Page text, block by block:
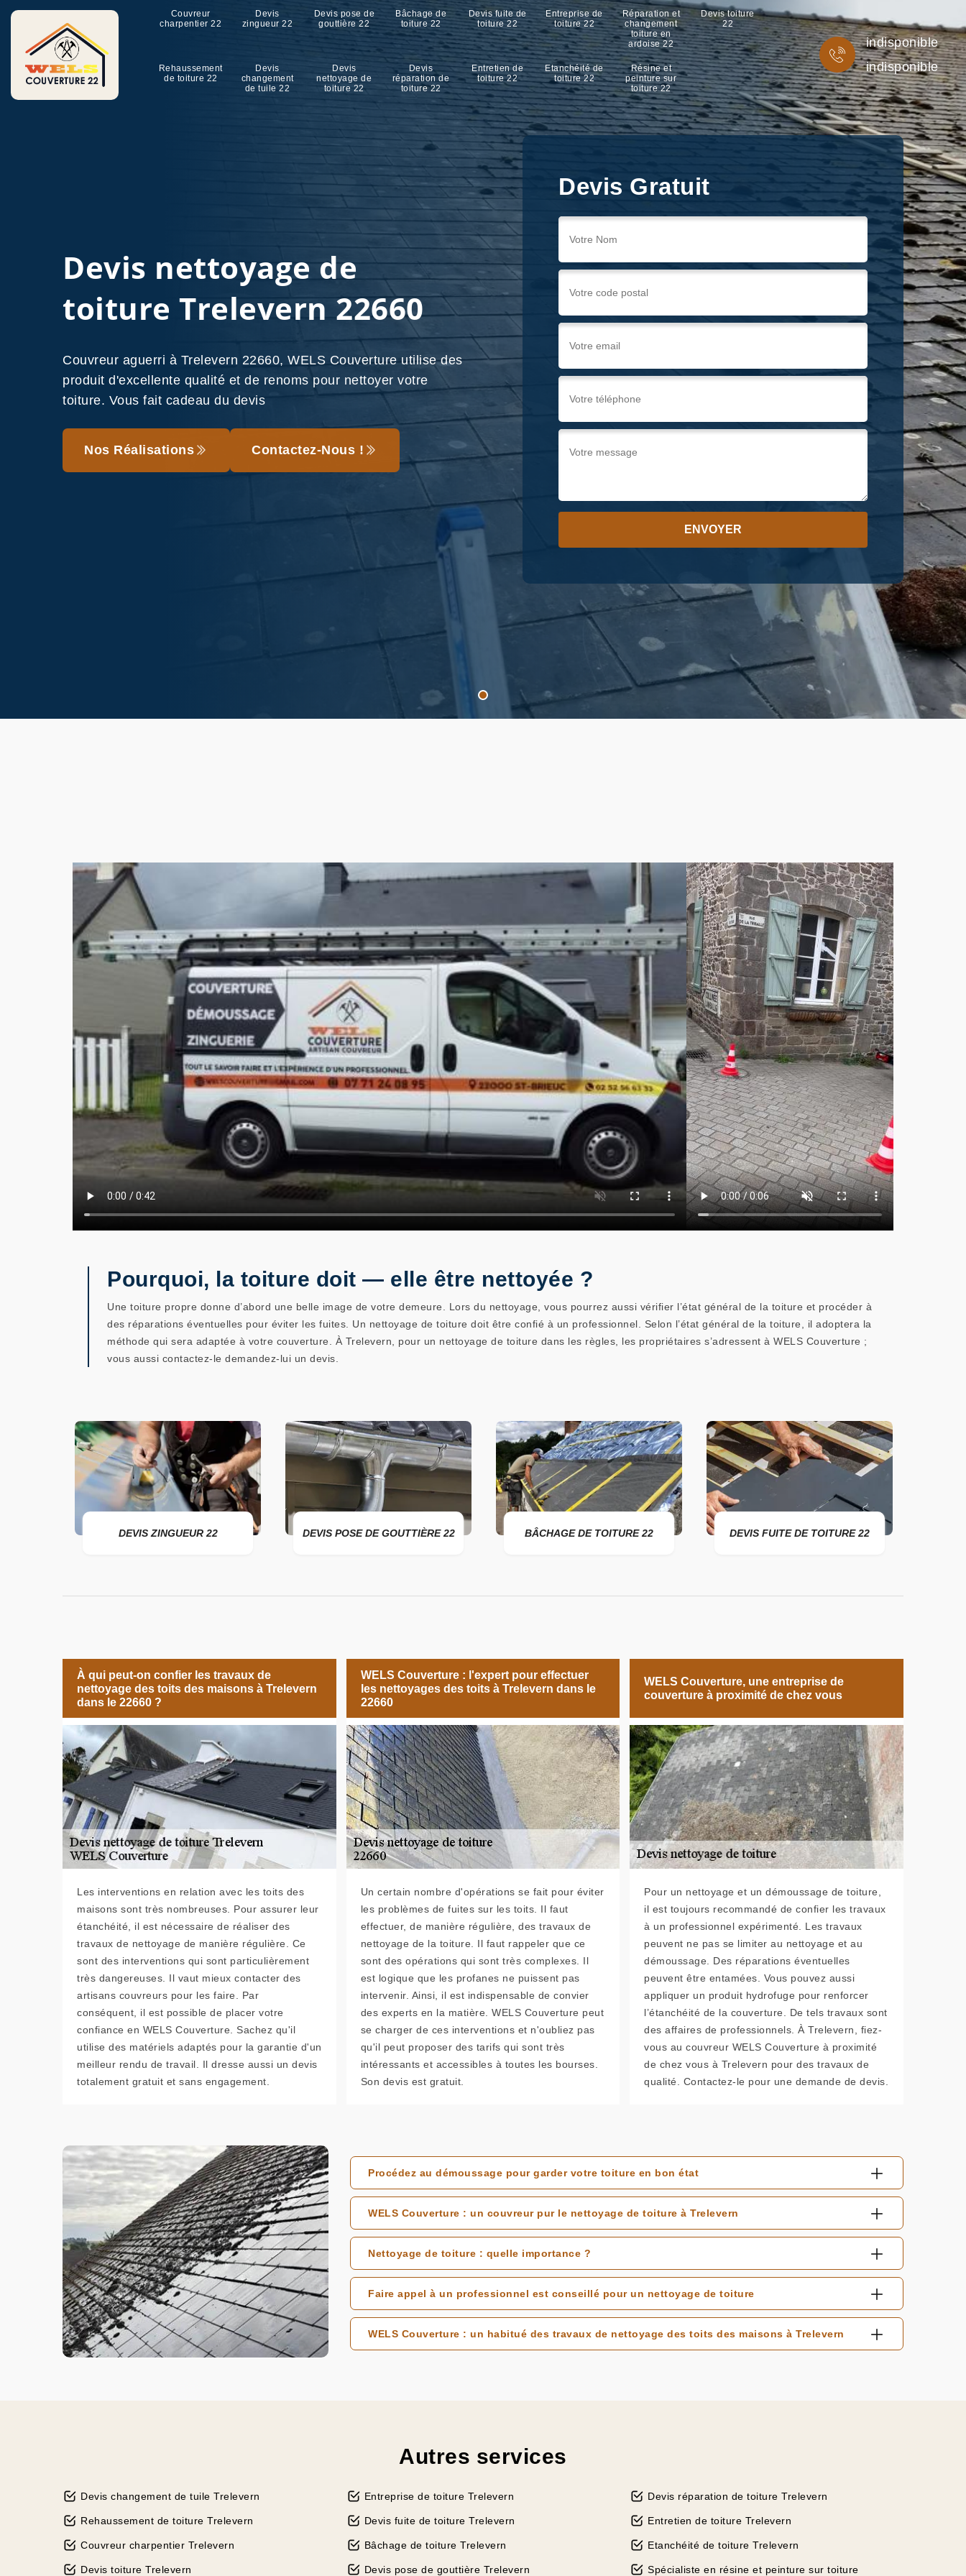
Couvreur
charpentier 22
Devis
zingueur 22
Devis pose de
gouttière 22
Bâchage de
toiture 22
Devis fuite de
toiture 22
Entreprise de
toiture 22
Réparation et
changement
toiture en
ardoise 22
Devis toiture
22
Rehaussement
de toiture 22
Devis
changement
de tuile 22
Devis
nettoyage de
toiture 22
Devis
réparation de
toiture 22
Entretien de
toiture 22
Etanchéité de
toiture 22
Résine et
peinture sur
toiture 22
indisponible
indisponible
Devis nettoyage de
toiture Trelevern 22660
Couvreur aguerri à Trelevern 22660, WELS Couverture utilise des
produit d'excellente qualité et de renoms pour nettoyer votre
toiture. Vous fait cadeau du devis
Nos Réalisations Contactez-Nous !
Devis Gratuit
Pourquoi, la toiture doit — elle être nettoyée ?
Une toiture propre donne d’abord une belle image de votre demeure. Lors du nettoyage, vous pourrez aussi vérifier l’état général de la toiture et procéder à
des réparations éventuelles pour éviter les fuites. Un nettoyage de toiture doit être confié à un professionnel. Selon l’état général de la toiture, il adoptera la
méthode qui sera adaptée à votre couverture. À Trelevern, pour un nettoyage de toiture dans les règles, les propriétaires s’adressent à WELS Couverture ;
vous aussi contactez-le demandez-lui un devis.
DEVIS ZINGUEUR 22 DEVIS POSE DE GOUTTIÈRE 22 BÂCHAGE DE TOITURE 22 DEVIS FUITE DE TOITURE 22 ENTREPRISE DE
À qui peut-on confier les travaux de
nettoyage des toits des maisons à Trelevern
dans le 22660 ?
Les interventions en relation avec les toits des
maisons sont très nombreuses. Pour assurer leur
étanchéité, il est nécessaire de réaliser des
travaux de nettoyage de manière régulière. Ce
sont des interventions qui sont particulièrement
très dangereuses. Il vaut mieux contacter des
artisans couvreurs pour les faire. Par
conséquent, il est possible de placer votre
confiance en WELS Couverture. Sachez qu'il
utilise des matériels adaptés pour la garantie d'un
meilleur rendu de travail. Il dresse aussi un devis
totalement gratuit et sans engagement.
WELS Couverture : l'expert pour effectuer
les nettoyages des toits à Trelevern dans le
22660
Un certain nombre d'opérations se fait pour éviter
les problèmes de fuites sur les toits. Il faut
effectuer, de manière régulière, des travaux de
nettoyage de la toiture. Il faut rappeler que ce
sont des opérations qui sont très complexes. Il
est logique que les profanes ne puissent pas
intervenir. Ainsi, il est indispensable de convier
des experts en la matière. WELS Couverture peut
se charger de ces interventions et n'oubliez pas
qu'il peut proposer des tarifs qui sont très
intéressants et accessibles à toutes les bourses.
Son devis est gratuit.
WELS Couverture, une entreprise de
couverture à proximité de chez vous
Pour un nettoyage et un démoussage de toiture,
il est toujours recommandé de confier les travaux
à un professionnel expérimenté. Les travaux
peuvent ne pas se limiter au nettoyage et au
démoussage. Des réparations éventuelles
peuvent être entamées. Vous pouvez aussi
appliquer un produit hydrofuge pour renforcer
l’étanchéité de la couverture. De tels travaux sont
des affaires de professionnels. À Trelevern, fiez-
vous au couvreur WELS Couverture à proximité
de chez vous à Trelevern pour des travaux de
qualité. Contactez-le pour une demande de devis.
Procédez au démoussage pour garder votre toiture en bon état
WELS Couverture : un couvreur pur le nettoyage de toiture à Trelevern
Nettoyage de toiture : quelle importance ?
Faire appel à un professionnel est conseillé pour un nettoyage de toiture
WELS Couverture : un habitué des travaux de nettoyage des toits des maisons à Trelevern
Autres services
Devis changement de tuile Trelevern
Rehaussement de toiture Trelevern
Couvreur charpentier Trelevern
Devis toiture Trelevern
Entreprise de toiture Trelevern
Devis fuite de toiture Trelevern
Bâchage de toiture Trelevern
Devis pose de gouttière Trelevern
Devis réparation de toiture Trelevern
Entretien de toiture Trelevern
Etanchéité de toiture Trelevern
Spécialiste en résine et peinture sur toiture